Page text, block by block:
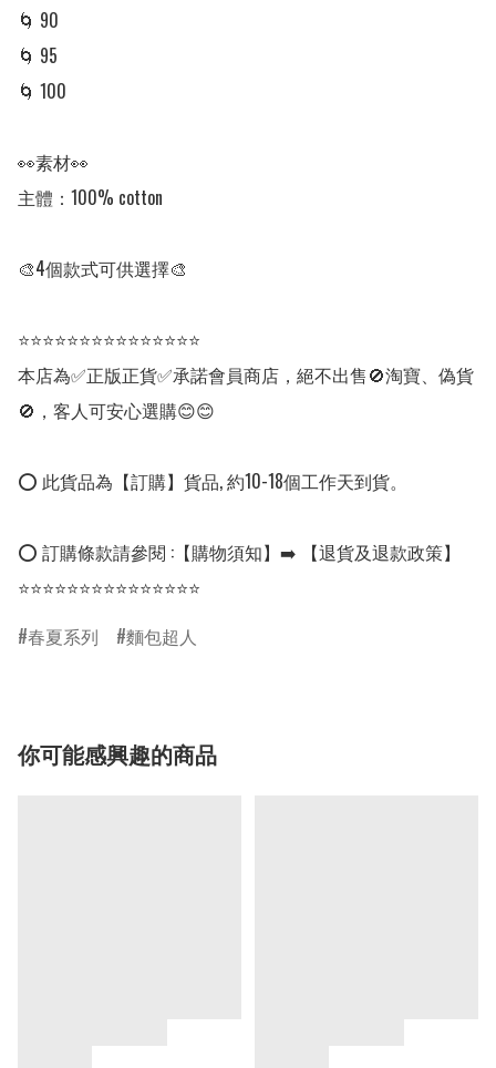
🌀 90
🌀 95
🌀 100
👀素材👀
主體：100% cotton
🎨4個款式可供選擇🎨
⭐⭐⭐⭐⭐⭐⭐⭐⭐⭐⭐⭐⭐⭐⭐
本店為✅正版正貨✅承諾會員商店，絕不出售🚫淘寶、偽貨
🚫，客人可安心選購😊😊
⭕ 此貨品為【訂購】貨品, 約10-18個工作天到貨。
⭕ 訂購條款請參閱 :【購物須知】➡️ 【退貨及退款政策】
⭐⭐⭐⭐⭐⭐⭐⭐⭐⭐⭐⭐⭐⭐⭐
春夏系列
麵包超人
你可能感興趣的商品